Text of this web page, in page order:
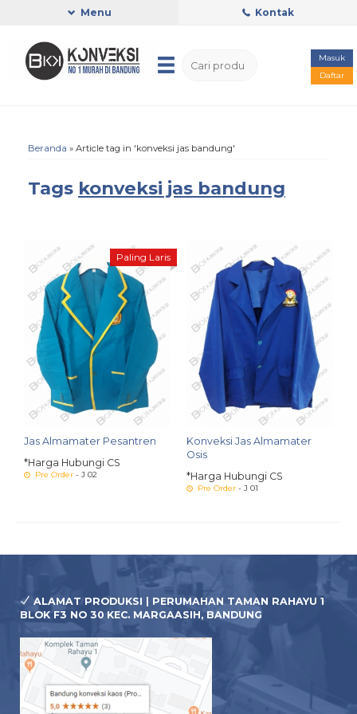
Menu Kontak
Masuk
Daftar
Beranda » Article tag in 'konveksi jas bandung'
Tags konveksi jas bandung
Paling Laris
Jas Almamater Pesantren
*Harga Hubungi CS
Pre Order - J 02
Konveksi Jas Almamater
Osis
*Harga Hubungi CS
Pre Order - J 01
ALAMAT PRODUKSI | PERUMAHAN TAMAN RAHAYU 1
BLOK F3 NO 30 KEC. MARGAASIH, BANDUNG